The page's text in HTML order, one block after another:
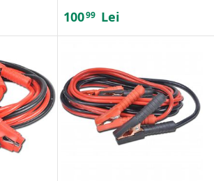
10099 Lei